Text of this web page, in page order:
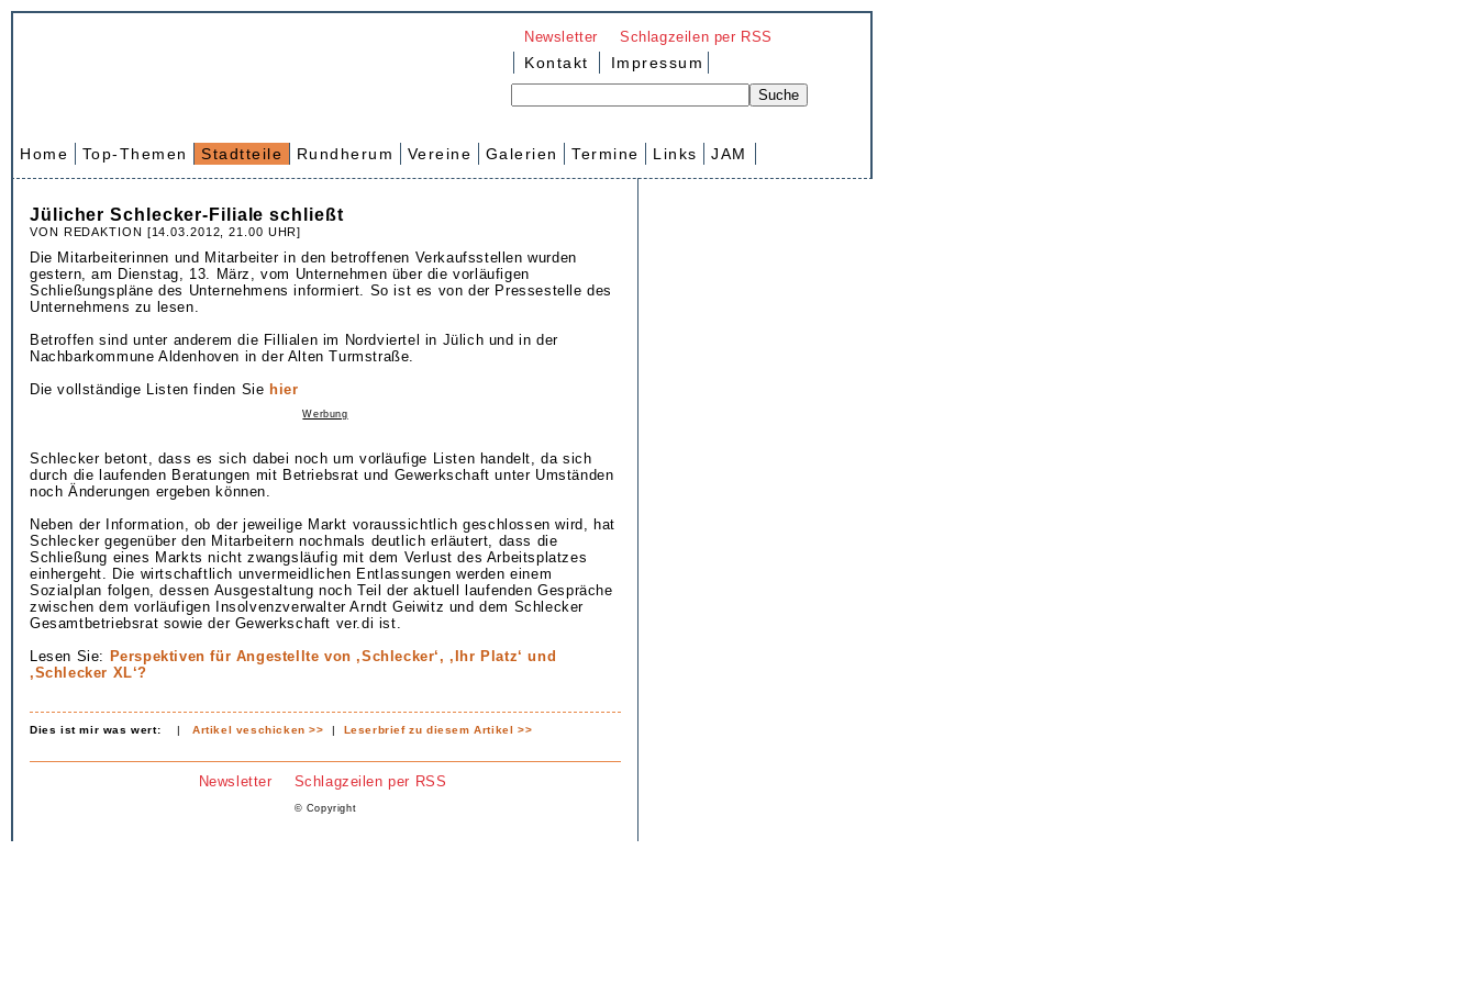
Newsletter Schlagzeilen per RSS
Kontakt Impressum
Home Top-Themen Stadtteile Rundherum Vereine Galerien Termine Links JAM
Jülicher Schlecker-Filiale schließt
VON REDAKTION [14.03.2012, 21.00 UHR]
Die Mitarbeiterinnen und Mitarbeiter in den betroffenen Verkaufsstellen wurden
gestern, am Dienstag, 13. März, vom Unternehmen über die vorläufigen
Schließungspläne des Unternehmens informiert. So ist es von der Pressestelle des
Unternehmens zu lesen.
Betroffen sind unter anderem die Fillialen im Nordviertel in Jülich und in der
Nachbarkommune Aldenhoven in der Alten Turmstraße.
Die vollständige Listen finden Sie hier
Werbung
Schlecker betont, dass es sich dabei noch um vorläufige Listen handelt, da sich
durch die laufenden Beratungen mit Betriebsrat und Gewerkschaft unter Umständen
noch Änderungen ergeben können.
Neben der Information, ob der jeweilige Markt voraussichtlich geschlossen wird, hat
Schlecker gegenüber den Mitarbeitern nochmals deutlich erläutert, dass die
Schließung eines Markts nicht zwangsläufig mit dem Verlust des Arbeitsplatzes
einhergeht. Die wirtschaftlich unvermeidlichen Entlassungen werden einem
Sozialplan folgen, dessen Ausgestaltung noch Teil der aktuell laufenden Gespräche
zwischen dem vorläufigen Insolvenzverwalter Arndt Geiwitz und dem Schlecker
Gesamtbetriebsrat sowie der Gewerkschaft ver.di ist.
Lesen Sie: Perspektiven für Angestellte von ‚Schlecker‘, ‚Ihr Platz‘ und
,Schlecker XL‘?
Dies ist mir was wert: |Artikel veschicken >> | Leserbrief zu diesem Artikel >>
Newsletter Schlagzeilen per RSS
© Copyright